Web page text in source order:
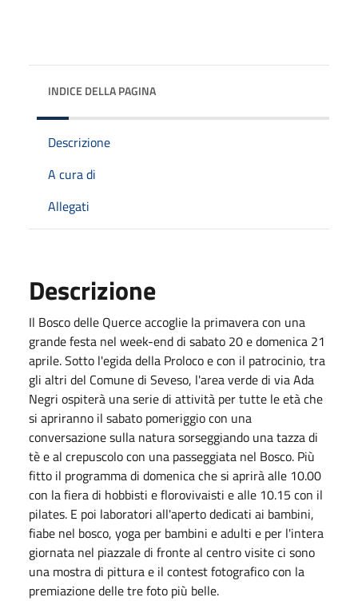
INDICE DELLA PAGINA
Descrizione
A cura di
Allegati
Descrizione
Il Bosco delle Querce accoglie la primavera con una
grande festa nel week-end di sabato 20 e domenica 21
aprile. Sotto l'egida della Proloco e con il patrocinio, tra
gli altri del Comune di Seveso, l'area verde di via Ada
Negri ospiterà una serie di attività per tutte le età che
si apriranno il sabato pomeriggio con una
conversazione sulla natura sorseggiando una tazza di
tè e al crepuscolo con una passeggiata nel Bosco. Più
fitto il programma di domenica che si aprirà alle 10.00
con la fiera di hobbisti e florovivaisti e alle 10.15 con il
pilates. E poi laboratori all'aperto dedicati ai bambini,
fiabe nel bosco, yoga per bambini e adulti e per l'intera
giornata nel piazzale di fronte al centro visite ci sono
una mostra di pittura e il contest fotografico con la
premiazione delle tre foto più belle.